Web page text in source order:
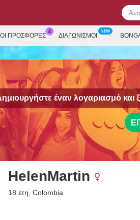
ΠΡΟΣΦΟΡΕΣ ΔΙΑΓΩΝΙΣΜΟΊ
έναν λογαριασμό και
HelenMartin
18 έτη, Colombia